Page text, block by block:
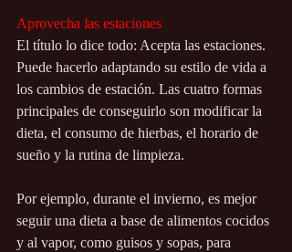
Aprovecha las estaciones
El título lo dice todo: Acepta las estaciones.
Puede hacerlo adaptando su estilo de vida a
los cambios de estación. Las cuatro formas
principales de conseguirlo son modificar la
dieta, el consumo de hierbas, el horario de
sueño y la rutina de limpieza.
Por ejemplo, durante el invierno, es mejor
seguir una dieta a base de alimentos cocidos
y al vapor, como guisos y sopas, para